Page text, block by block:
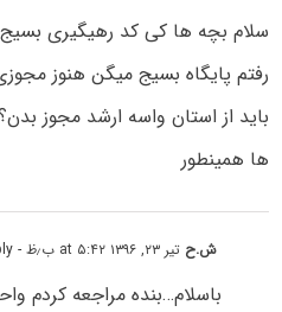
سلام بچه ها کی کد رهیگیری بسیج
رفتم پایگاه بسیج میگن هنوز
باید از استان واسه ارشد مجوز
ها همینطور
ش.ح تیر ۲۳, ۱۳۹۶ at ۵:۴۲ ب٫ظ - Reply
باسلام…بنده مراجعه کردم